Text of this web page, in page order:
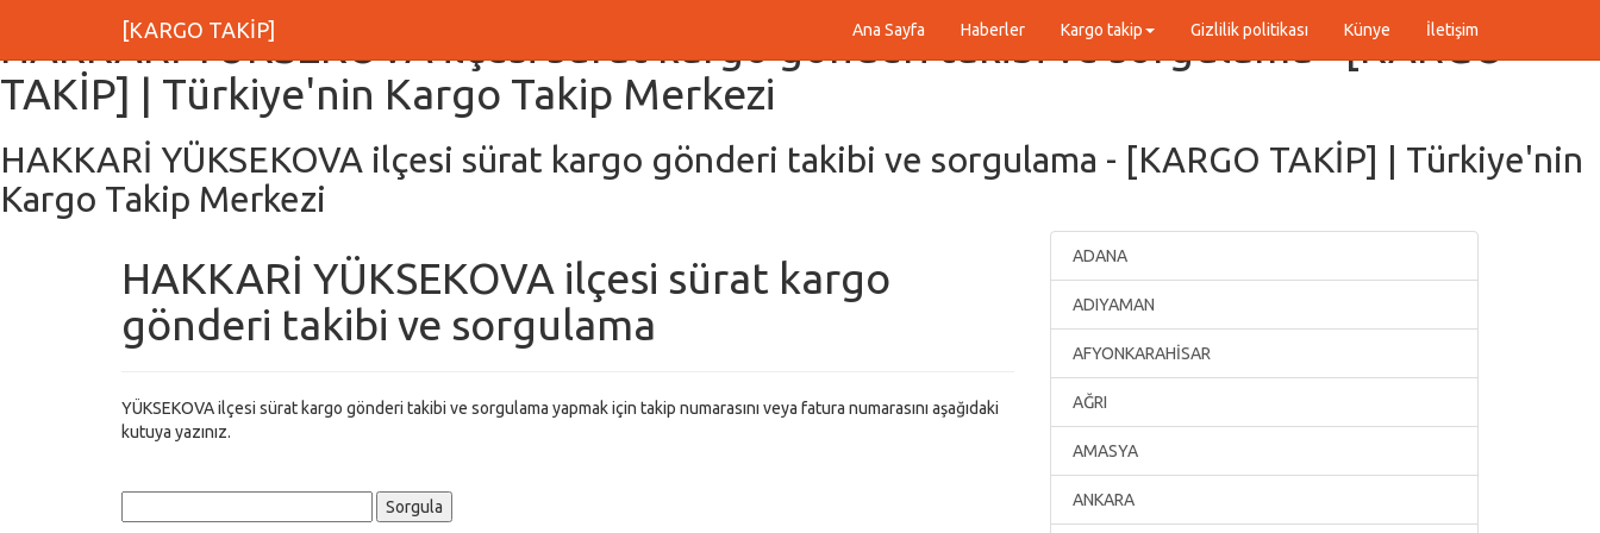
[KARGO TAKİP] Ana Sayfa Haberler Kargo takip Gizlilik politikası Künye İletişim
HAKKARİ YÜKSEKOVA ilçesi sürat kargo gönderi takibi ve sorgulama - [KARGO
TAKİP] | Türkiye'nin Kargo Takip Merkezi
HAKKARİ YÜKSEKOVA ilçesi sürat kargo gönderi takibi ve sorgulama - [KARGO TAKİP] | Türkiye'nin
Kargo Takip Merkezi
HAKKARİ YÜKSEKOVA ilçesi sürat kargo
gönderi takibi ve sorgulama
YÜKSEKOVA ilçesi sürat kargo gönderi takibi ve sorgulama yapmak için takip numarasını veya fatura numarasını aşağıdaki
kutuya yazınız.
Sorgula
ADANA
ADIYAMAN
AFYONKARAHİSAR
AĞRI
AMASYA
ANKARA